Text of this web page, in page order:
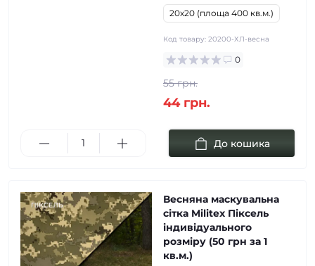
20х20 (площа 400 кв.м.)
Код товару: 20200-ХЛ-весна
0
55 грн.
44 грн.
До кошика
Весняна маскувальна
сітка Militex Піксель
індивідуального
розміру (50 грн за 1
кв.м.)